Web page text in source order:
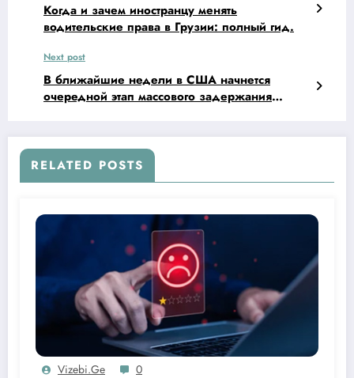
Когда и зачем иностранцу менять
водительские права в Грузии: полный гид.
Next post
В ближайшие недели в США начнется
очередной этап массового задержания
законом.
RELATED POSTS
Vizebi.ge 0